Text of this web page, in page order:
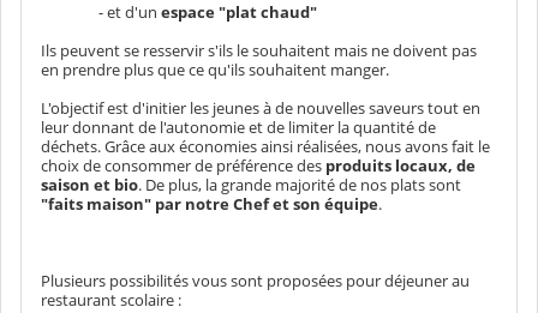
- et d'un espace "plat chaud"
Ils peuvent se resservir s'ils le souhaitent mais ne doivent pas
en prendre plus que ce qu'ils souhaitent manger.
L'objectif est d'initier les jeunes à de nouvelles saveurs tout en
leur donnant de l'autonomie et de limiter la quantité de
déchets. Grâce aux économies ainsi réalisées, nous avons fait le
choix de consommer de préférence des produits locaux, de
saison et bio. De plus, la grande majorité de nos plats sont
"faits maison" par notre Chef et son équipe.
Plusieurs possibilités vous sont proposées pour déjeuner au
restaurant scolaire :